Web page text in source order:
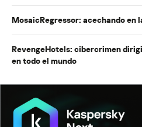
MosaicRegressor: acechando en
RevengeHotels: cibercrimen
en todo el mundo